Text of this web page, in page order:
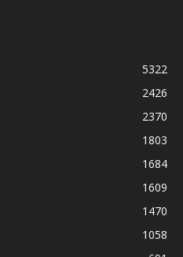
5322
2426
2370
1803
1684
1609
1470
1058